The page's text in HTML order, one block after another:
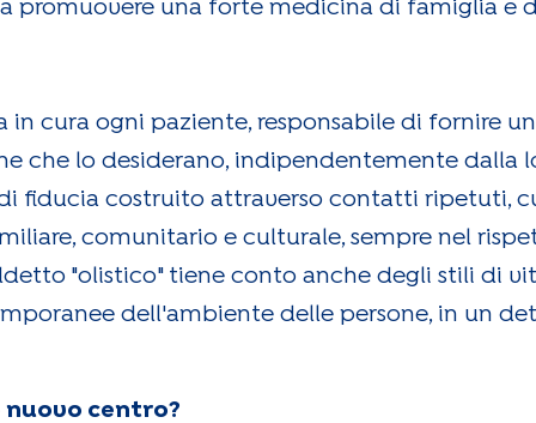
promuovere una forte medicina di famiglia e
cura ogni paziente, responsabile di fornire
che lo desiderano, indipendentemente dalla
fiducia costruito attraverso contatti ripetuti,
comunitario e culturale, sempre nel
"olistico" tiene conto anche degli stili di
dell'ambiente delle persone, in un
centro?